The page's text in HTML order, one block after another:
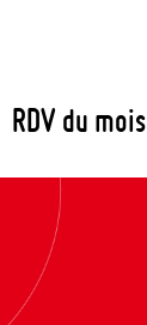
RDV du mois